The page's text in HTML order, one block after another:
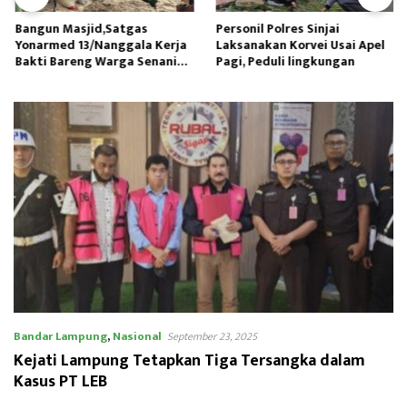
Bangun Masjid,Satgas
Yonarmed 13/Nanggala Kerja
Bakti Bareng Warga Senaning
Personil Polres Sinjai
Laksanakan Korvei Usai Apel
Pagi, Peduli lingkungan
Bandar Lampung,Nasional September 23, 2025
Kejati Lampung Tetapkan Tiga Tersangka dalam
Kasus PT LEB